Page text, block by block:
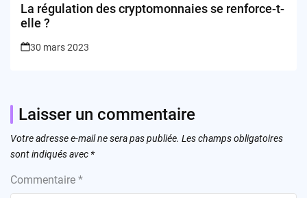
La régulation des cryptomonnaies se renforce-t-
elle ?
30 mars 2023
Laisser un commentaire
Votre adresse e-mail ne sera pas publiée. Les champs obligatoires
sont indiqués avec *
Commentaire *